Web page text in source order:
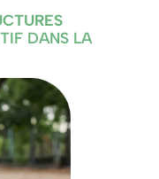
DANS LA